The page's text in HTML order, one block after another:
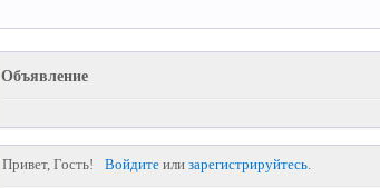
Объявление
Привет, Гость! Войдитеили зарегистрируйтесь.